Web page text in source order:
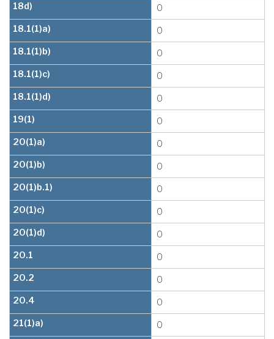
18d)
0
18.1(1)a)
0
18.1(1)b)
0
18.1(1)c)
0
18.1(1)d)
0
19(1)
0
20(1)a)
0
20(1)b)
0
20(1)b.1)
0
20(1)c)
0
20(1)d)
0
20.1
0
20.2
0
20.4
0
21(1)a)
0